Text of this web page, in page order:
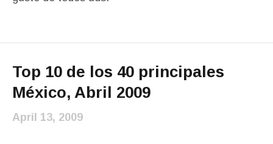
Top 10 de los 40 principales
México, Abril 2009
April 13, 2009